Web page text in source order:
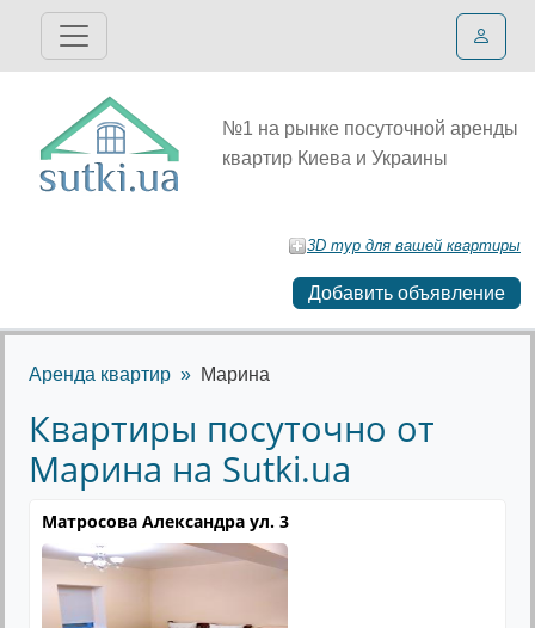
№1 на рынке посуточной аренды
квартир Киева и Украины
3D тур для вашей квартиры
Добавить объявление
Аренда квартир Марина
Квартиры посуточно от
Марина на Sutki.ua
Матросова Александра ул. 3